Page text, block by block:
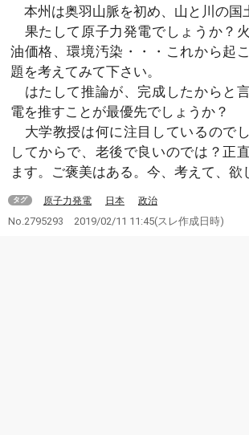
本州は奥羽山脈を初め、山と川の国
果たして原子力発電でしょうか？
油価格、環境汚染・・・これから起
題を考えてみて下さい。
はたして推論が、完成したからと
電を推すことが最優先でしょうか？
大学教授は何に注目しているので
してからで、老後で良いのでは？正
ます。ご褒美はある。今、考えて、欲
タグ 原子力発電 日本 政治
No.2795293 2019/02/11 11:45(スレ作成日時)